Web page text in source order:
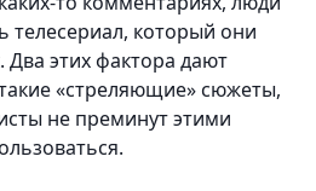
телесериал, который они
Два этих фактора дают
«стреляющие» сюжеты,
не преминут этими